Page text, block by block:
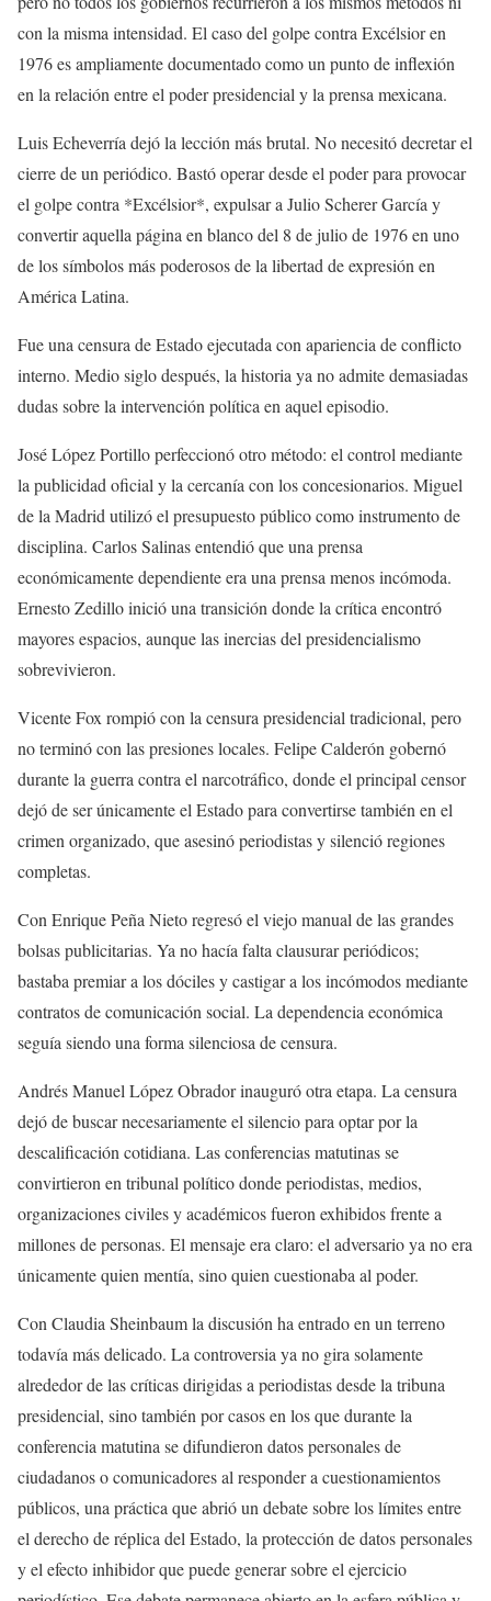
con la misma intensidad. El caso del golpe contra Excélsior en
1976 es ampliamente documentado como un punto de inflexión
en la relación entre el poder presidencial y la prensa mexicana.
Luis Echeverría dejó la lección más brutal. No necesitó decretar el
cierre de un periódico. Bastó operar desde el poder para provocar
el golpe contra *Excélsior*, expulsar a Julio Scherer García y
convertir aquella página en blanco del 8 de julio de 1976 en uno
de los símbolos más poderosos de la libertad de expresión en
América Latina.
Fue una censura de Estado ejecutada con apariencia de conflicto
interno. Medio siglo después, la historia ya no admite demasiadas
dudas sobre la intervención política en aquel episodio.
José López Portillo perfeccionó otro método: el control mediante
la publicidad oficial y la cercanía con los concesionarios. Miguel
de la Madrid utilizó el presupuesto público como instrumento de
disciplina. Carlos Salinas entendió que una prensa
económicamente dependiente era una prensa menos incómoda.
Ernesto Zedillo inició una transición donde la crítica encontró
mayores espacios, aunque las inercias del presidencialismo
sobrevivieron.
Vicente Fox rompió con la censura presidencial tradicional, pero
no terminó con las presiones locales. Felipe Calderón gobernó
durante la guerra contra el narcotráfico, donde el principal censor
dejó de ser únicamente el Estado para convertirse también en el
crimen organizado, que asesinó periodistas y silenció regiones
completas.
Con Enrique Peña Nieto regresó el viejo manual de las grandes
bolsas publicitarias. Ya no hacía falta clausurar periódicos;
bastaba premiar a los dóciles y castigar a los incómodos mediante
contratos de comunicación social. La dependencia económica
seguía siendo una forma silenciosa de censura.
Andrés Manuel López Obrador inauguró otra etapa. La censura
dejó de buscar necesariamente el silencio para optar por la
descalificación cotidiana. Las conferencias matutinas se
convirtieron en tribunal político donde periodistas, medios,
organizaciones civiles y académicos fueron exhibidos frente a
millones de personas. El mensaje era claro: el adversario ya no era
únicamente quien mentía, sino quien cuestionaba al poder.
Con Claudia Sheinbaum la discusión ha entrado en un terreno
todavía más delicado. La controversia ya no gira solamente
alrededor de las críticas dirigidas a periodistas desde la tribuna
presidencial, sino también por casos en los que durante la
conferencia matutina se difundieron datos personales de
ciudadanos o comunicadores al responder a cuestionamientos
públicos, una práctica que abrió un debate sobre los límites entre
el derecho de réplica del Estado, la protección de datos personales
y el efecto inhibidor que puede generar sobre el ejercicio